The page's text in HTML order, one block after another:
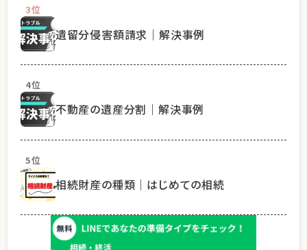
3位
遺留分侵害額請求｜解決事例
4位
不動産の遺産分割｜解決事例
5位
相続財産の種類｜はじめての相続